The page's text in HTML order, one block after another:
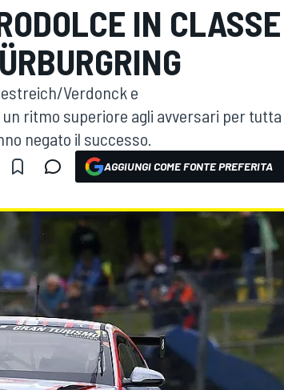
IN CLASSE
Verdonck e
ritmo superiore agli avversari per tutta
negato il successo.
AGGIUNGI COME FONTE PREFERITA